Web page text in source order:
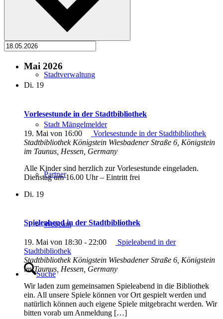
Kartenvorverkauf
Stadtverwaltung
Stadt Mängelmelder
Partner
Webcam
Suche
Mai 2026
Di. 19
Vorlesestunde in der Stadtbibliothek
19. Mai von 16:00
Vorlesestunde in der Stadtbibliothek
Stadtbibliothek Königstein Wiesbadener Straße 6, Königstein
im Taunus, Hessen, Germany
Alle Kinder sind herzlich zur Vorlesestunde eingeladen.
Dienstag um 16.00 Uhr – Eintritt frei
Di. 19
Spieleabend in der Stadtbibliothek
19. Mai von 18:30 - 22:00
Spieleabend in der
Stadtbibliothek
Stadtbibliothek Königstein Wiesbadener Straße 6, Königstein
im Taunus, Hessen, Germany
Wir laden zum gemeinsamen Spieleabend in die Bibliothek
ein. All unsere Spiele können vor Ort gespielt werden und
natürlich können auch eigene Spiele mitgebracht werden. Wir
bitten vorab um Anmeldung […]